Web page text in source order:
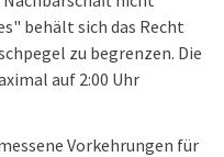
behält sich das Recht
zu begrenzen. Die
auf 2:00 Uhr
Vorkehrungen für